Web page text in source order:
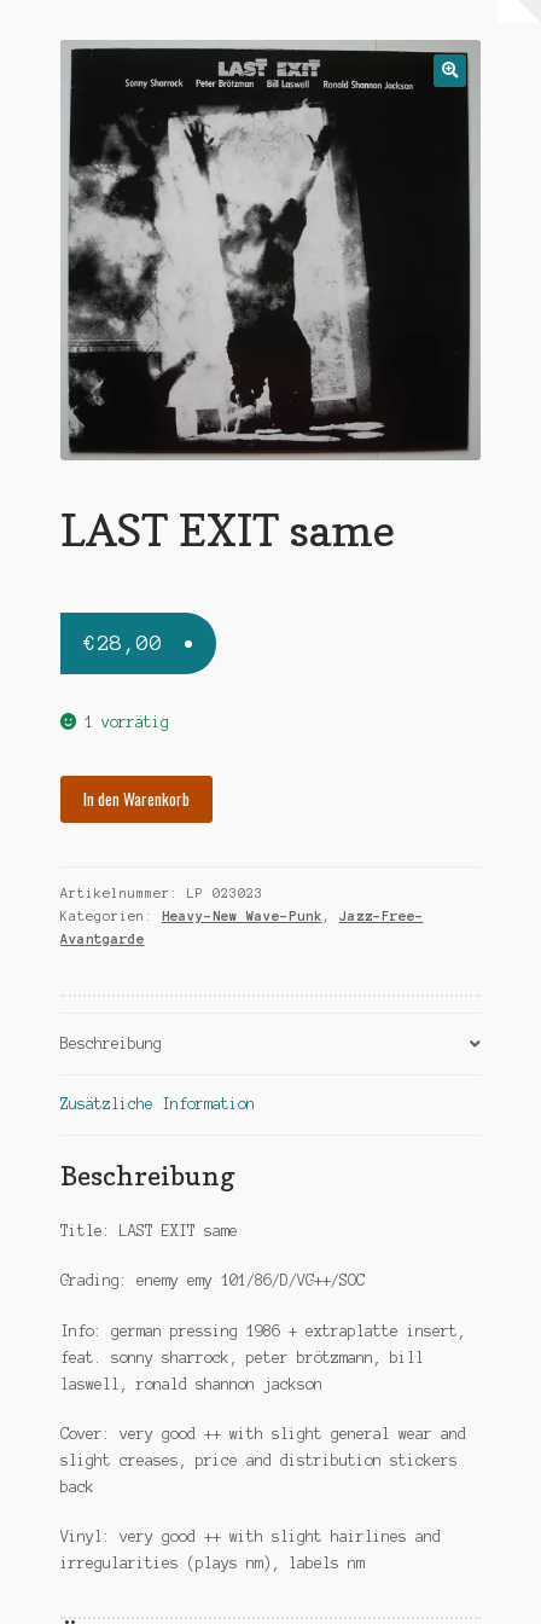
Warenkorb
Mein Konto
LAST EXIT same
€28,00
1 vorrätig
In den Warenkorb
Artikelnummer: LP 023023
Kategorien: Heavy-New Wave-Punk , Jazz-Free-
Avantgarde
Beschreibung
Zusätzliche Information
Beschreibung
Title: LAST EXIT same
Grading: enemy emy 101/86/D/VG++/SOC
Info: german pressing 1986 + extraplatte insert,
feat. sonny sharrock, peter brötzmann, bill
laswell, ronald shannon jackson
Cover: very good ++ with slight general wear and
slight creases, price and distribution stickers
back
Vinyl: very good ++ with slight hairlines and
irregularities (plays nm), labels nm